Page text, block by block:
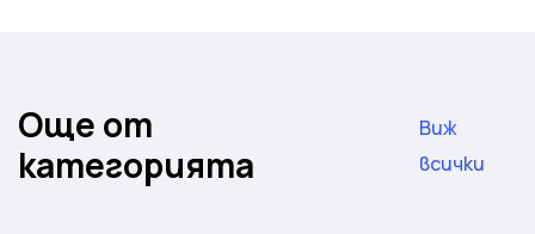
Още от
категорията
Виж
всички